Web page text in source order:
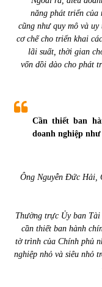
năng phát triển của
cũng như quy mô và
cơ chế cho triển khai
lãi suất, thời gian
vốn dồi dào cho phát
Cần thiết ban
doanh nghiệp
Ông Nguyễn Đức Hải,
Thường trực Ủy ban
cần thiết ban hành
tờ trình của Chính phủ
nghiệp nhỏ và siêu nhỏ